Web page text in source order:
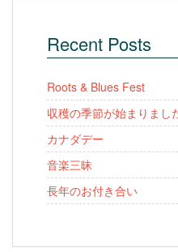
Recent Posts
Roots & Blues Fest
収穫の季節が始まりまし
カナダデー
音楽三昧
長年のお付き合い